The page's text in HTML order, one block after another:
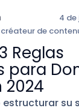
4 de
de
Reglas
para
2024
su